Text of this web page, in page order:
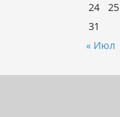
« Июл
24
25
31